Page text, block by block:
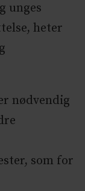
unges
heter
nødvendig
som for